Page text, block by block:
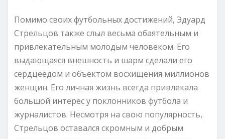
Помимо своих футбольных достижений, Эдуард
Стрельцов также слыл весьма обаятельным и
привлекательным молодым человеком. Его
выдающаяся внешность и шарм сделали его
сердцеедом и объектом восхищения миллионов
женщин. Его личная жизнь всегда привлекала
большой интерес у поклонников футбола и
журналистов. Несмотря на свою популярность,
Стрельцов оставался скромным и добрым